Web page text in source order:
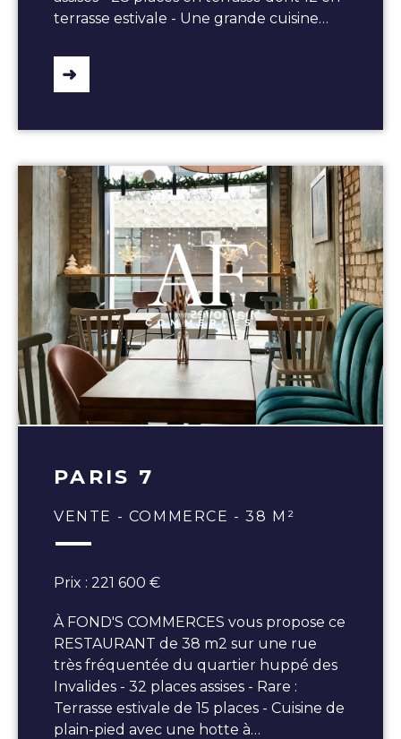
terrasse estivale - Une grande cuisine…
PARIS 7
VENTE - COMMERCE - 38 M²
Prix : 221 600 €
À FOND'S COMMERCES vous propose ce
RESTAURANT de 38 m2 sur une rue
très fréquentée du quartier huppé des
Invalides - 32 places assises - Rare :
Terrasse estivale de 15 places - Cuisine de
plain-pied avec une hotte à…